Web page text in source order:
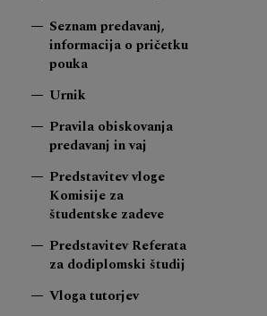
Seznam predavanj,
informacija o pričetku
pouka
Urnik
Pravila obiskovanja
predavanj in vaj
Predstavitev vloge
Komisije za
študentske zadeve
Predstavitev Referata
za dodiplomski študij
Vloga tutorjev